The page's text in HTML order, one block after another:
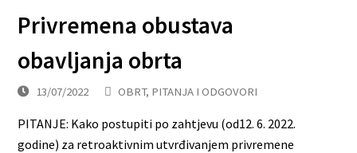
Privremena obustava
obavljanja obrta
13/07/2022 OBRT, PITANJA I ODGOVORI
PITANJE: Kako postupiti po zahtjevu (od12. 6. 2022.
godine) za retroaktivnim utvrđivanjem privremene